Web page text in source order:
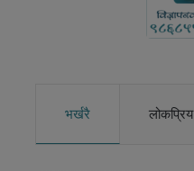
भर्खरै लोकप्रिय